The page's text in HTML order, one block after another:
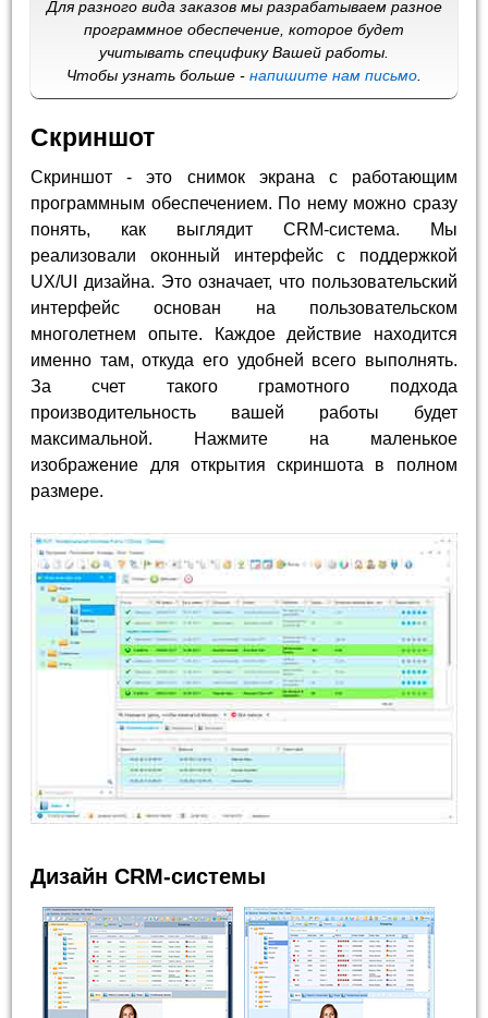
Для разного вида заказов мы разрабатываем разное
программное обеспечение, которое будет
учитывать специфику Вашей работы.
Чтобы узнать больше - напишите нам письмо
Скриншот
Скриншот - это снимок экрана с работающим
программным обеспечением. По нему можно сразу
понять, как выглядит CRM-система. Мы
реализовали оконный интерфейс с поддержкой
UX/UI дизайна. Это означает, что пользовательский
интерфейс основан на пользовательском
многолетнем опыте. Каждое действие находится
именно там, откуда его удобней всего выполнять.
За счет такого грамотного подхода
производительность вашей работы будет
максимальной. Нажмите на маленькое
изображение для открытия скриншота в полном
размере.
Дизайн CRM-системы